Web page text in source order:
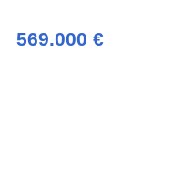
569.000 €